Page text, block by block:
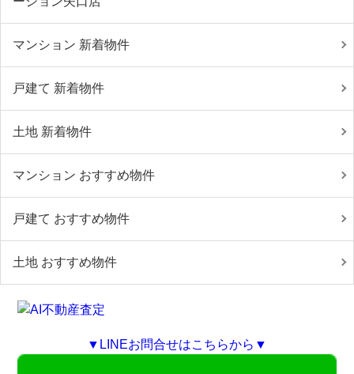
マンション 新着物件
戸建て 新着物件
土地 新着物件
マンション おすすめ物件
戸建て おすすめ物件
土地 おすすめ物件
▼LINEお問合せはこちらから▼